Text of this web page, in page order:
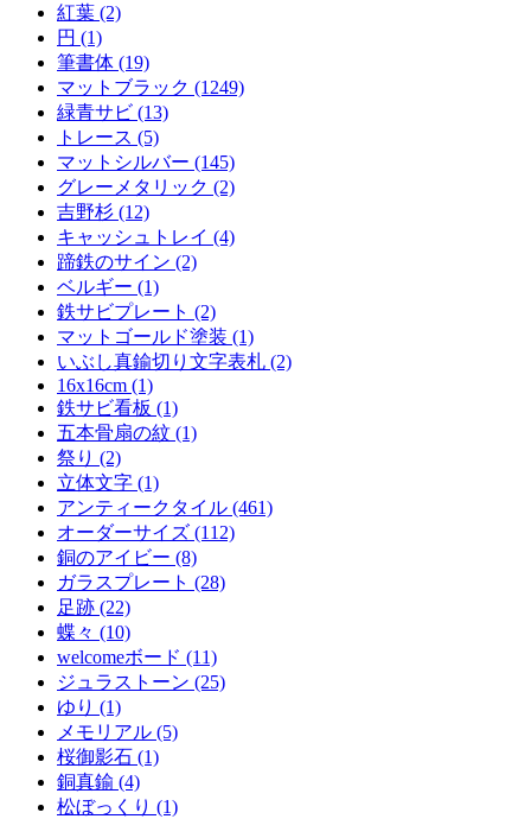
紅葉 (2)
円 (1)
筆書体 (19)
マットブラック (1249)
緑青サビ (13)
トレース (5)
マットシルバー (145)
グレーメタリック (2)
吉野杉 (12)
キャッシュトレイ (4)
蹄鉄のサイン (2)
ベルギー (1)
鉄サビプレート (2)
マットゴールド塗装 (1)
いぶし真鍮切り文字表札 (2)
16x16cm (1)
鉄サビ看板 (1)
五本骨扇の紋 (1)
祭り (2)
立体文字 (1)
アンティークタイル (461)
オーダーサイズ (112)
銅のアイビー (8)
ガラスプレート (28)
足跡 (22)
蝶々 (10)
welcomeボード (11)
ジュラストーン (25)
ゆり (1)
メモリアル (5)
桜御影石 (1)
銅真鍮 (4)
松ぼっくり (1)